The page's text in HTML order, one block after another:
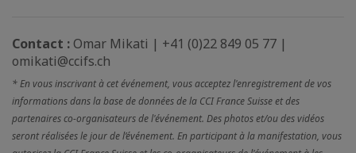
Contact : Omar Mikati | +41 (0)22 849 05 77 |
omikati@ccifs.ch
* En vous inscrivant à cet événement, vous acceptez l'enregistrement de vos
informations dans la base de données de la CCI France Suisse et des
partenaires co-organisateurs de l'événement. Des photos et/ou des vidéos
seront réalisées le jour de l’événement. En participant à la manifestation, vous